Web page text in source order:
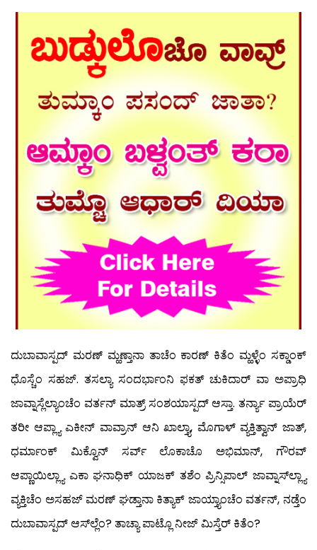
ದುಬಾವಾಸ್ಪದ್ ಮರಣ್ ಮ್ಹಣ್ತಾನಾ ತಾಚೆಂ ಕಾರಣ್ ಕಿತೆಂ ಮ್ಹಳ್ಳೆಂ ಸಕ್ಡಾಂಕ್
ಧೊಸ್ಚೆಂ ಸಹಜ್. ತಸಲ್ಯಾ ಸಂದರ್ಭಾಂನಿ ಫಕತ್ ಚುಕಿದಾರ್ ವಾ ಅಪ್ರಾಧಿ
ಜಾವ್ನಾಸ್ಲೆಲ್ಯಾಂಚೆಂ ವರ್ತನ್ ಮಾತ್ರ್ ಸಂಶಯಾಸ್ಪದ್ ಆಸ್ತಾ. ತರ್ನ್ಯಾ ಪ್ರಾಯೆರ್
ತರೀ ಆಪ್ಲ್ಯಾ ಎಕೀನ್ ವಾವ್ರಾನ್ ಆನಿ ಖಾಲ್ತ್ಯಾ, ಮೊಗಾಳ್ ವ್ಯಕ್ತಿತ್ವಾನ್ ಜಾತ್,
ಧರ್ಮಾಂಕ್ ಮಿಕ್ವೊನ್ ಸರ್ವ್ ಲೊಕಾಚೊ ಅಭಿಮಾನ್, ಗೌರವ್
ಆಪ್ಣಾಯಿಲ್ಲ್ಯಾ ಎಕಾ ಘನಾಧಿಕ್ ಯಾಜಕ್ ತಶೆಂ ಪ್ರಿನ್ಸಿಪಾಲ್ ಜಾವ್ನಾಸ್‍ಲ್ಲ್ಯಾ
ವ್ಯಕ್ತಿಚೆಂ ಅಸಹಜ್ ಮರಣ್ ಘಡ್ತಾನಾ ಕಿತ್ಯಾಕ್ ಜಾಯ್ತ್ಯಾಂಚೆಂ ವರ್ತನ್, ನಡ್ತೆಂ
ದುಬಾವಾಸ್ಪದ್ ಆಸ್‍ಲ್ಲೆಂ? ತಾಚ್ಯಾ ಪಾಟ್ಲೊ ನೀಜ್ ಮಿಸ್ತೆರ್ ಕಿತೆಂ?